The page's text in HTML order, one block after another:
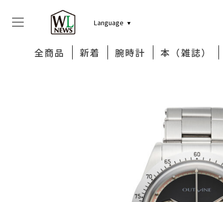
Language
全商品 新着 腕時計 本（雑誌）